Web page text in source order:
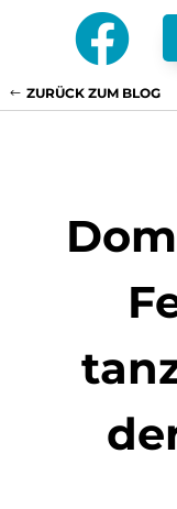

ZURÜCK ZUM BLOG